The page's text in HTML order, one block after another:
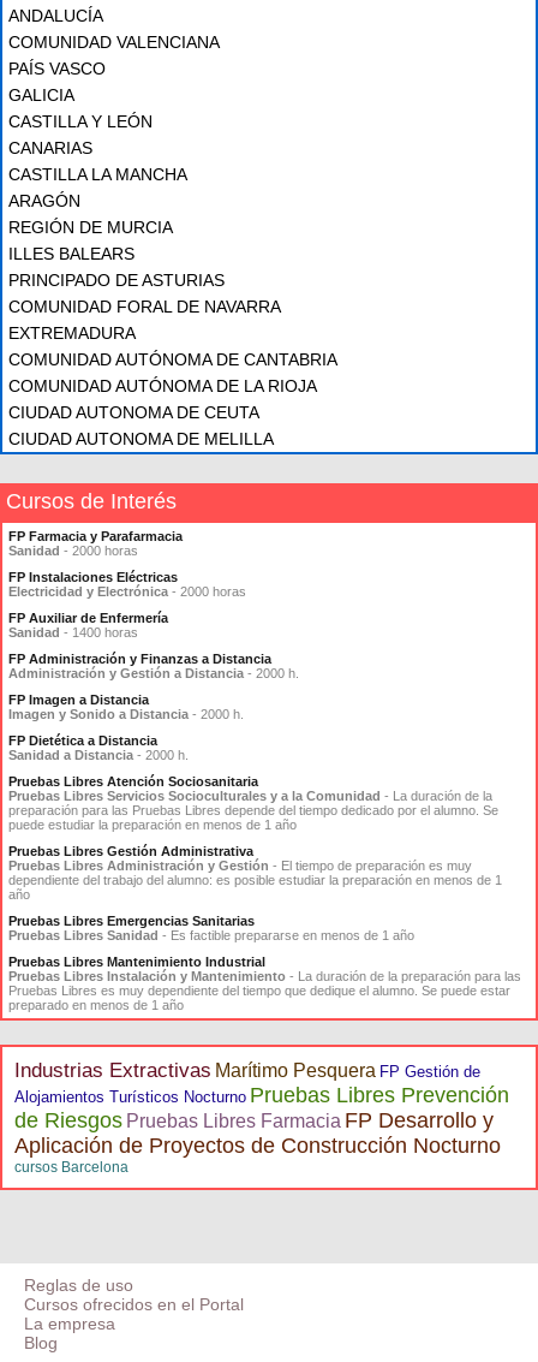
ANDALUCÍA
COMUNIDAD VALENCIANA
PAÍS VASCO
GALICIA
CASTILLA Y LEÓN
CANARIAS
CASTILLA LA MANCHA
ARAGÓN
REGIÓN DE MURCIA
ILLES BALEARS
PRINCIPADO DE ASTURIAS
COMUNIDAD FORAL DE NAVARRA
EXTREMADURA
COMUNIDAD AUTÓNOMA DE CANTABRIA
COMUNIDAD AUTÓNOMA DE LA RIOJA
CIUDAD AUTONOMA DE CEUTA
CIUDAD AUTONOMA DE MELILLA
Cursos de Interés
FP Farmacia y Parafarmacia
Sanidad - 2000 horas
FP Instalaciones Eléctricas
Electricidad y Electrónica - 2000 horas
FP Auxiliar de Enfermería
Sanidad - 1400 horas
FP Administración y Finanzas a Distancia
Administración y Gestión a Distancia - 2000 h.
FP Imagen a Distancia
Imagen y Sonido a Distancia - 2000 h.
FP Dietética a Distancia
Sanidad a Distancia - 2000 h.
Pruebas Libres Atención Sociosanitaria
Pruebas Libres Servicios Socioculturales y a la Comunidad - La duración de la
preparación para las Pruebas Libres depende del tiempo dedicado por el alumno. Se
puede estudiar la preparación en menos de 1 año
Pruebas Libres Gestión Administrativa
Pruebas Libres Administración y Gestión - El tiempo de preparación es muy
dependiente del trabajo del alumno: es posible estudiar la preparación en menos de 1
año
Pruebas Libres Emergencias Sanitarias
Pruebas Libres Sanidad - Es factible prepararse en menos de 1 año
Pruebas Libres Mantenimiento Industrial
Pruebas Libres Instalación y Mantenimiento - La duración de la preparación para las
Pruebas Libres es muy dependiente del tiempo que dedique el alumno. Se puede estar
preparado en menos de 1 año
Industrias Extractivas Marítimo Pesquera FP Gestión de
Alojamientos Turísticos Nocturno Pruebas Libres Prevención
de Riesgos Pruebas Libres Farmacia FP Desarrollo y
Aplicación de Proyectos de Construcción Nocturno
cursos Barcelona
Reglas de uso
Cursos ofrecidos en el Portal
La empresa
Blog